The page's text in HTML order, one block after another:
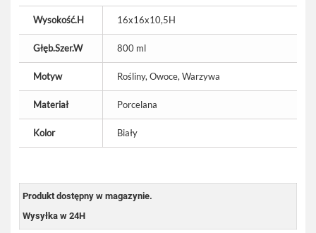
Wysokość.H 16x16x10,5H
Głęb.Szer.W 800 ml
Motyw Rośliny, Owoce, Warzywa
Materiał Porcelana
Kolor Biały
Produkt dostępny w magazynie.
Wysyłka w 24H